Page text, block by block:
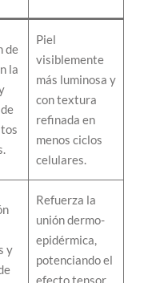
de
la
Piel
visiblemente
más luminosa y
con textura
refinada en
menos ciclos
celulares.
y
Refuerza la
unión dermo-
epidérmica,
potenciando el
efecto tensor